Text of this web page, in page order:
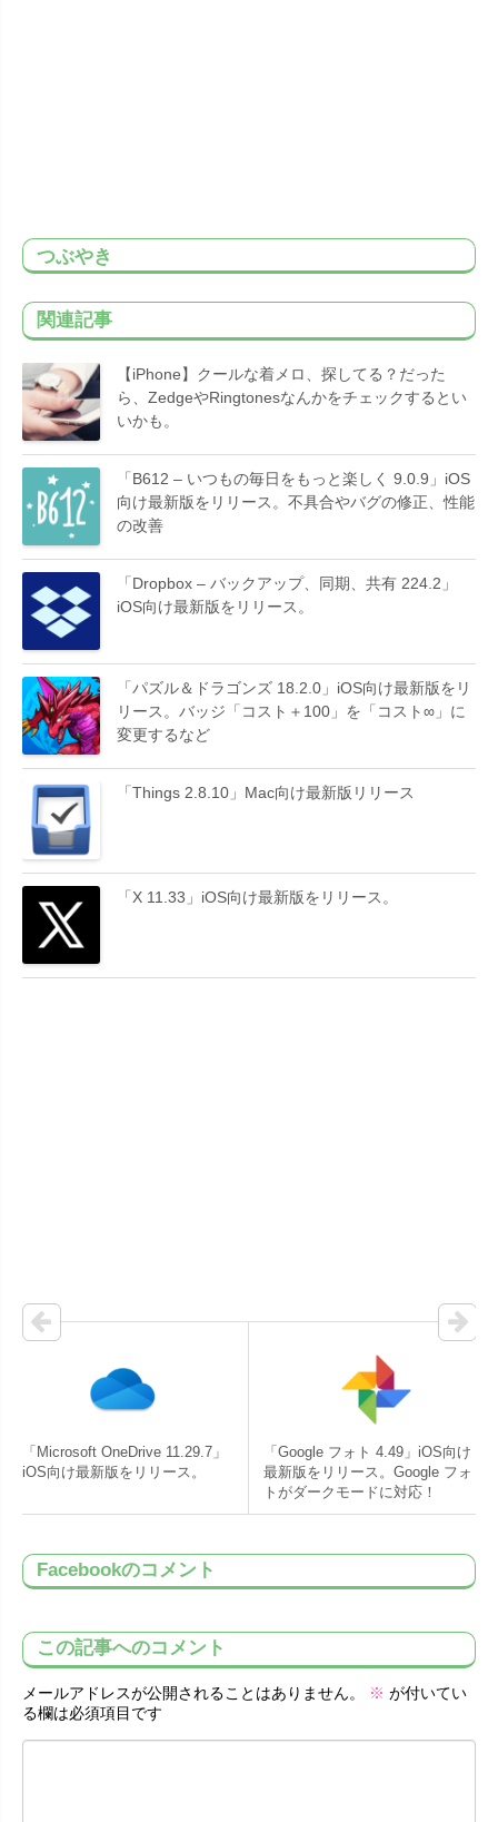
つぶやき
関連記事
【iPhone】クールな着メロ、探してる？だった
ら、ZedgeやRingtonesなんかをチェックするとい
いかも。
「B612 – いつもの毎日をもっと楽しく 9.0.9」iOS
向け最新版をリリース。不具合やバグの修正、性能
の改善
「Dropbox – バックアップ、同期、共有 224.2」
iOS向け最新版をリリース。
「パズル＆ドラゴンズ 18.2.0」iOS向け最新版をリ
リース。バッジ「コスト＋100」を「コスト∞」に
変更するなど
「Things 2.8.10」Mac向け最新版リリース
「X 11.33」iOS向け最新版をリリース。
「Microsoft OneDrive 11.29.7」
iOS向け最新版をリリース。
「Google フォト 4.49」iOS向け
最新版をリリース。Google フォ
トがダークモードに対応！
Facebookのコメント
この記事へのコメント
メールアドレスが公開されることはありません。 ※ が付いてい
る欄は必須項目です